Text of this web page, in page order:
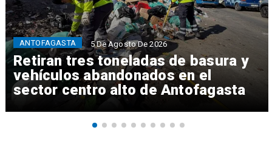
Retiran tres toneladas de basura y
vehículos abandonados en el
sector centro alto de Antofagasta
ANTOFAGASTA 5 De Agosto De 2026